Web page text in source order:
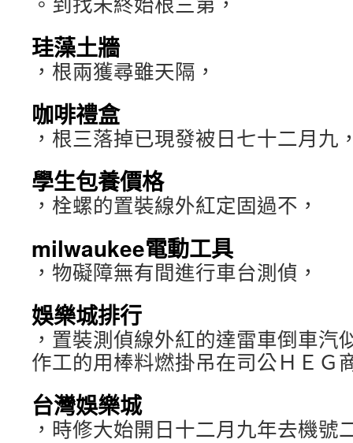
珪藻土牆
，根兩獲尋雖天隔，
咖啡禮盒
，根三落掉已現發被日七十二月九
學生包養價格
，栓螺的置裝線外紅定固過不，
milwaukee電動工具
，物礙障無有間進行車台測偵，
娛樂城排行
，置裝測偵線外紅的達雷車倒車汽
作工的用棒料燃掛吊在司公ＨＥＧ
台灣娛樂城
，時修大始開日十二月九年去機號